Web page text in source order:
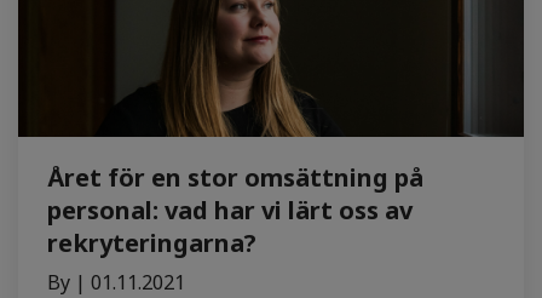
Året för en stor omsättning på
personal: vad har vi lärt oss av
rekryteringarna?
By | 01.11.2021